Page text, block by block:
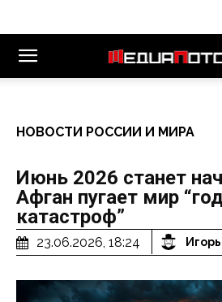
НОВОСТИ РОССИИ И МИРА
Июнь 2026 станет
Афган пугает мир
катастроф”
23.06.2026, 18:24